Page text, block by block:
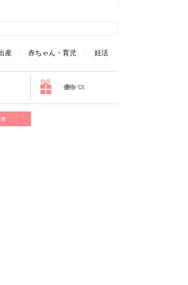
産 赤ちゃん・育児 妊活
優待パス